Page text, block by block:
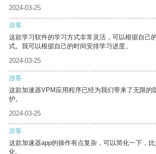
2024-03-25
游客
这款学习软件的学习方式非常灵活，可以根据自己
式。我可以根据自己的时间安排学习进度。
2024-03-25
游客
这款加速器VPM应用程序已经为我们带来了无限的
护。
2024-03-25
游客
这款加速器app的操作有点复杂，可以简化一下，
化。